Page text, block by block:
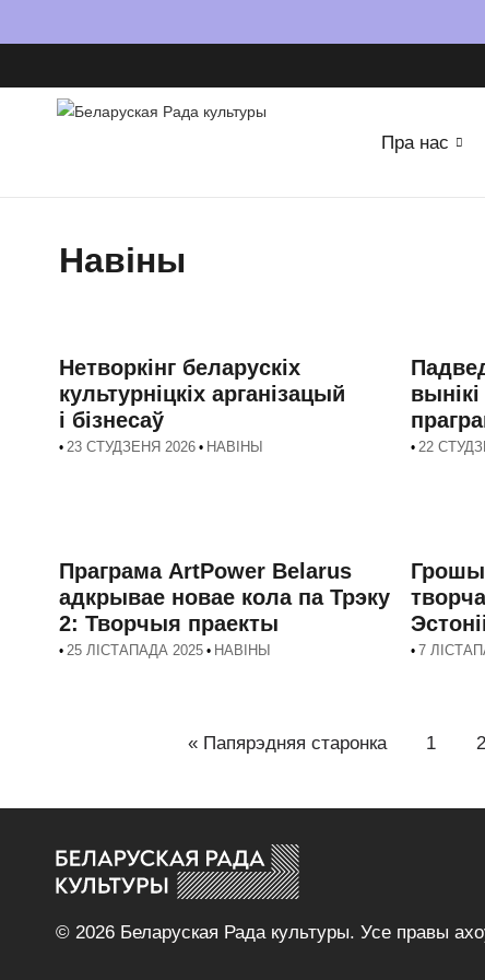
Пра нас
Навіны
Нетворкінг беларускіх
культурніцкіх арганізацый
і бізнeсаў
• 23 СТУДЗЕНЯ 2026 • НАВІНЫ • 22
Праграма ArtPower Belarus
адкрывае новае кола па Трэку
2: Творчыя праекты
• 25 ЛІСТАПАДА 2025 • НАВІНЫ
Грошы
• 7
« Папярэдняя старонка 1 2
© 2026 Беларуская Рада культуры. Усе правы